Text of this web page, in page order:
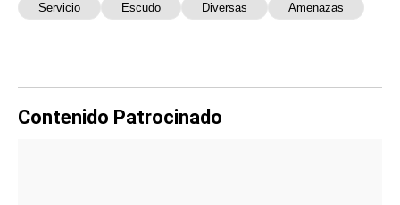
Servicio Escudo Diversas Amenazas
Contenido Patrocinado